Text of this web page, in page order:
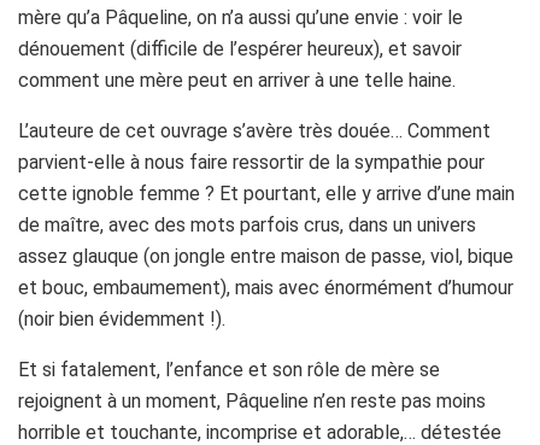
mère qu’a Pâqueline, on n’a aussi qu’une envie : voir le
dénouement (difficile de l’espérer heureux), et savoir
comment une mère peut en arriver à une telle haine.
L’auteure de cet ouvrage s’avère très douée… Comment
parvient-elle à nous faire ressortir de la sympathie pour
cette ignoble femme ? Et pourtant, elle y arrive d’une main
de maître, avec des mots parfois crus, dans un univers
assez glauque (on jongle entre maison de passe, viol, bique
et bouc, embaumement), mais avec énormément d’humour
(noir bien évidemment !).
Et si fatalement, l’enfance et son rôle de mère se
rejoignent à un moment, Pâqueline n’en reste pas moins
horrible et touchante, incomprise et adorable,… détestée